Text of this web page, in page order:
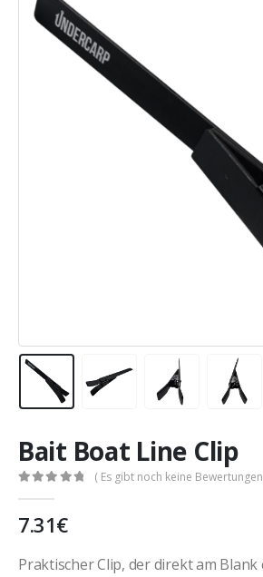
Bait Boat Line Clip
( Es gibt noch keine
7.31€
Praktischer Clip, der direkt am